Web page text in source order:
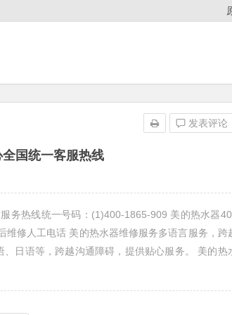
国统一客服热线
发表评论
务热线统一号码：(1)400-1865-909 美的热水器
修人工电话 美的热水器维修服务多语言服务，跨
日语等，跨越沟通障碍，提供贴心服务。 美的热